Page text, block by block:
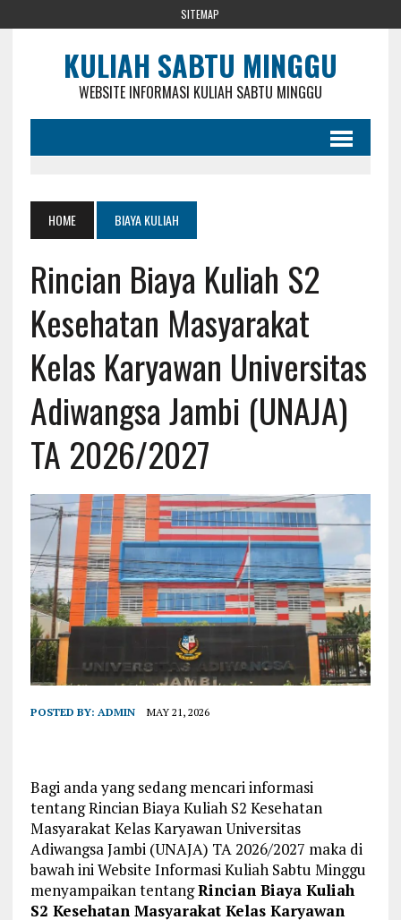
SITEMAP
KULIAH SABTU MINGGU
WEBSITE INFORMASI KULIAH SABTU MINGGU
HOME BIAYA KULIAH
Rincian Biaya Kuliah S2
Kesehatan Masyarakat
Kelas Karyawan Universitas
Adiwangsa Jambi (UNAJA)
TA 2026/2027
POSTED BY: ADMIN MAY 21, 2026
Bagi anda yang sedang mencari informasi
tentang Rincian Biaya Kuliah S2 Kesehatan
Masyarakat Kelas Karyawan Universitas
Adiwangsa Jambi (UNAJA) TA 2026/2027 maka di
bawah ini Website Informasi Kuliah Sabtu Minggu
menyampaikan tentangRincian Biaya Kuliah
S2 Kesehatan Masyarakat Kelas Karyawan